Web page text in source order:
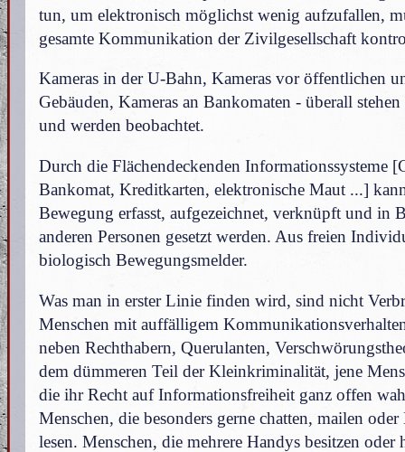
tun, um elektronisch möglichst wenig aufzufallen,
gesamte Kommunikation der Zivilgesellschaft
Kameras in der U-Bahn, Kameras vor öffentlichen
Gebäuden, Kameras an Bankomaten - überall
und werden beobachtet.
Durch die Flächendeckenden Informationssysteme
Bankomat, Kreditkarten, elektronische Maut ...]
Bewegung erfasst, aufgezeichnet, verknüpft und in
anderen Personen gesetzt werden. Aus freien
biologisch Bewegungsmelder.
Was man in erster Linie finden wird, sind nicht
Menschen mit auffälligem
neben Rechthabern, Querulanten,
dem dümmeren Teil der Kleinkriminalität, jene
die ihr Recht auf Informationsfreiheit ganz offen
Menschen, die besonders gerne chatten, mailen
lesen. Menschen, die mehrere Handys besitzen oder